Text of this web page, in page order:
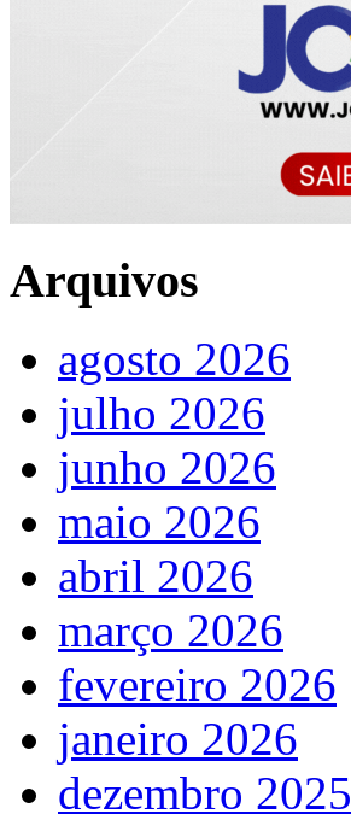
Arquivos
agosto 2026
julho 2026
junho 2026
maio 2026
abril 2026
março 2026
fevereiro 2026
janeiro 2026
dezembro 2025